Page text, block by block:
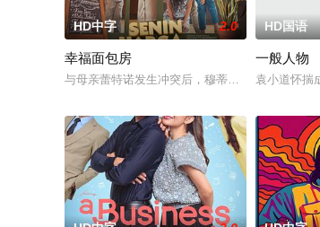
HD中字 2.0
幸福面包房
与母亲蕾特诺发生冲突后，穆蒂亚离家出走，决
HD国语
一般人物
袁小道怀揣